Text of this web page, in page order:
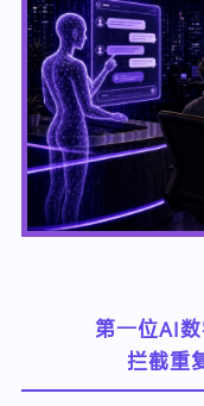
第一位AI
拦截重